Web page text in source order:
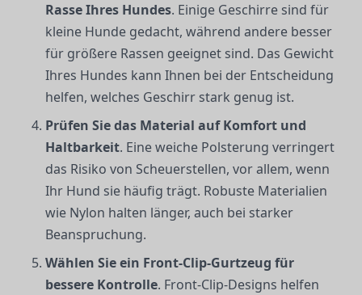
Rasse Ihres Hundes. Einige Geschirre sind für
kleine Hunde gedacht, während andere besser
für größere Rassen geeignet sind. Das Gewicht
Ihres Hundes kann Ihnen bei der Entscheidung
helfen, welches Geschirr stark genug ist.
Prüfen Sie das Material auf Komfort und
Haltbarkeit. Eine weiche Polsterung verringert
das Risiko von Scheuerstellen, vor allem, wenn
Ihr Hund sie häufig trägt. Robuste Materialien
wie Nylon halten länger, auch bei starker
Beanspruchung.
Wählen Sie ein Front-Clip-Gurtzeug für
bessere Kontrolle. Front-Clip-Designs helfen